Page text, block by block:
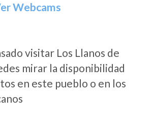
Webcams
visitar Los Llanos de
mirar la disponibilidad
en este pueblo o en los